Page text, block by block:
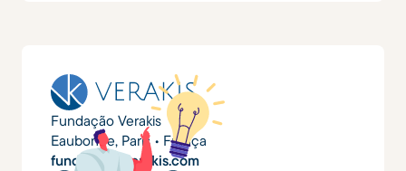
Fundação Verakis
Eaubonne, Paris • França
fundacao@verakis.com